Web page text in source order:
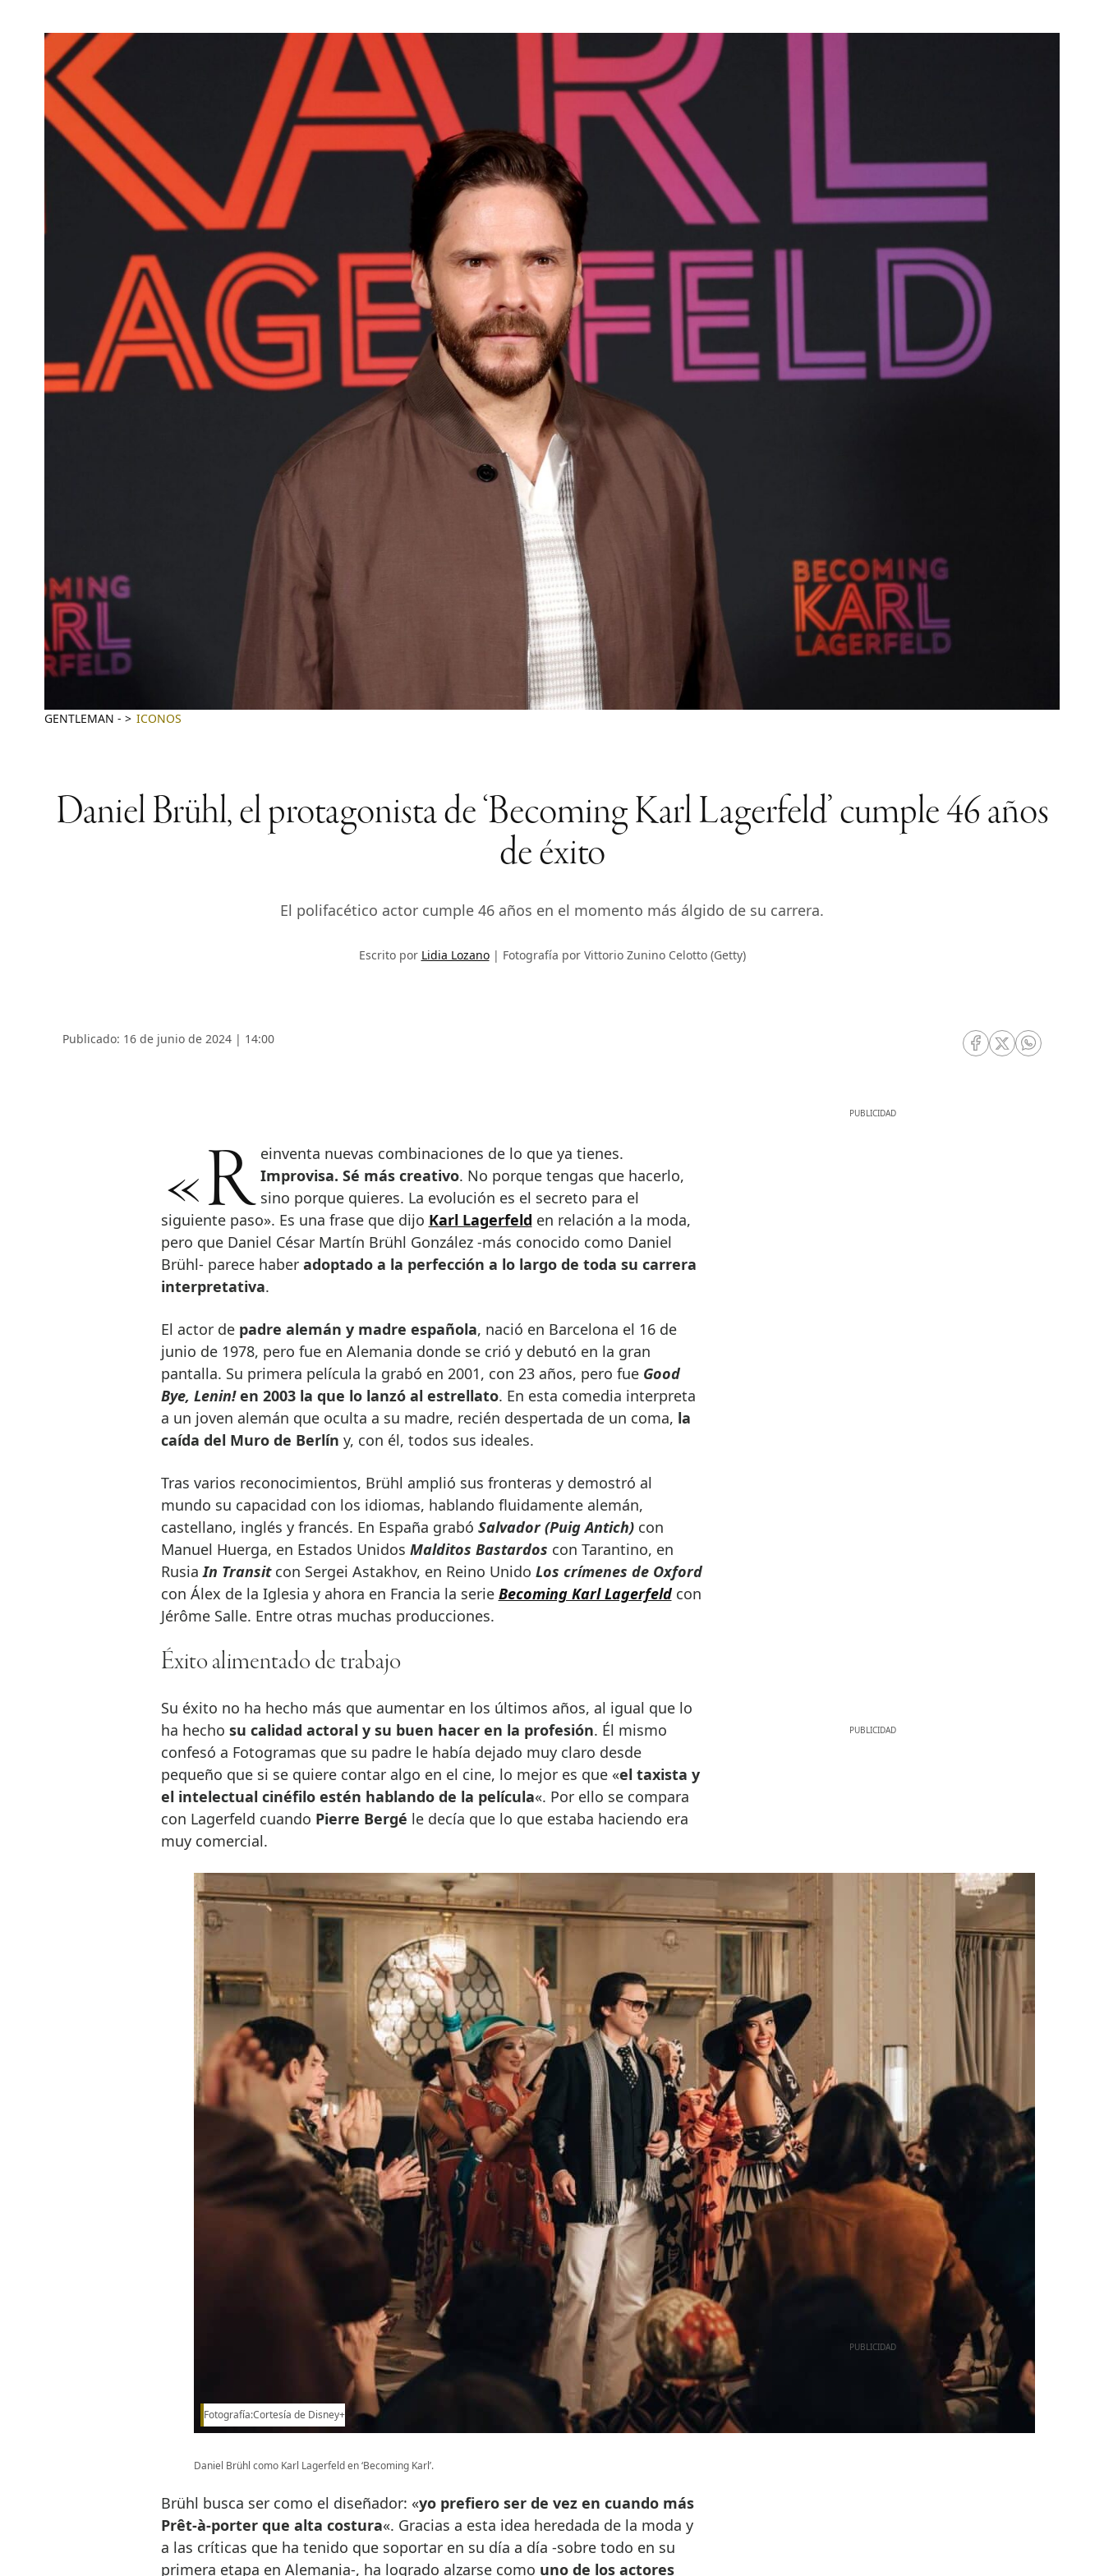
GENTLEMAN - ICONOS
Daniel Brühl, el protagonista de ‘Becoming Karl Lagerfeld’ cumple 46 años
de éxito
El polifacético actor cumple 46 años en el momento más álgido de su carrera.
Escrito por Lidia Lozano Fotografía por Vittorio Zunino Celotto (Getty)
Publicado: 16 de junio de 2024 | 14:00
RRSS Facebook
RRSS Twitter
RRSS
«Reinventa nuevas combinaciones de lo que ya tienes.
Improvisa. Sé más creativo. No porque tengas que hacerlo,
sino porque quieres. La evolución es el secreto para el
siguiente paso». Es una frase que dijo Karl Lagerfeld en relación a la moda,
pero que Daniel César Martín Brühl González -más conocido como Daniel
Brühl- parece haber adoptado a la perfección a lo largo de toda su carrera
interpretativa.
El actor de padre alemán y madre española, nació en Barcelona el 16 de
junio de 1978, pero fue en Alemania donde se crió y debutó en la gran
pantalla. Su primera película la grabó en 2001, con 23 años, pero fue Good
Bye, Lenin!en 2003 la que lo lanzó al estrellato. En esta comedia interpreta
a un joven alemán que oculta a su madre, recién despertada de un coma, la
caída del Muro de Berlín y, con él, todos sus ideales.
Tras varios reconocimientos, Brühl amplió sus fronteras y demostró al
mundo su capacidad con los idiomas, hablando fluidamente alemán,
castellano, inglés y francés. En España grabó Salvador (Puig Antich) con
Manuel Huerga, en Estados Unidos Malditos Bastardos con Tarantino, en
RusiaIn Transit con Sergei Astakhov, en Reino Unido Los crímenes de Oxford
con Álex de la Iglesia y ahora en Francia la serie Becoming Karl Lagerfeld con
Jérôme Salle. Entre otras muchas producciones.
Éxito alimentado de trabajo
Su éxito no ha hecho más que aumentar en los últimos años, al igual que lo
ha hecho su calidad actoral y su buen hacer en la profesión. Él mismo
confesó a Fotogramas que su padre le había dejado muy claro desde
pequeño que si se quiere contar algo en el cine, lo mejor es que «el taxista y
el intelectual cinéfilo estén hablando de la película«. Por ello se compara
con Lagerfeld cuando Pierre Bergé le decía que lo que estaba haciendo era
muy comercial.
Fotografía:Cortesía de Disney+
Daniel Brühl como Karl Lagerfeld en ‘Becoming Karl’.
Brühl busca ser como el diseñador: «yo prefiero ser de vez en cuando más
Prêt-à-porter que alta costura«. Gracias a esta idea heredada de la moda y
a las críticas que ha tenido que soportar en su día a día -sobre todo en su
primera etapa en Alemania-, ha logrado alzarse como uno de los actores